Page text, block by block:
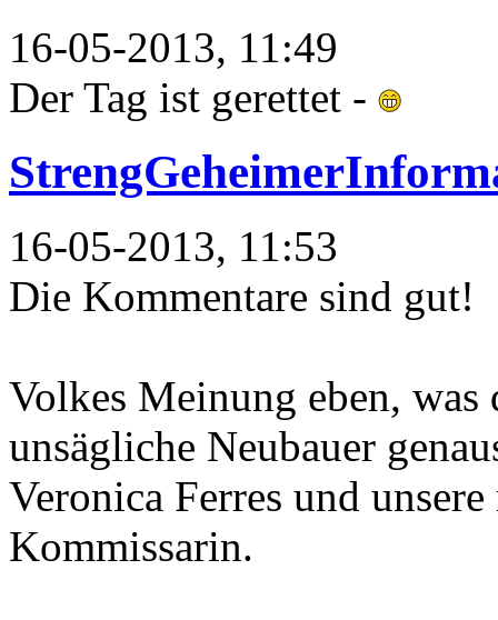
16-05-2013, 11:49
Der Tag ist gerettet -
16-05-2013, 11:53
Die Kommentare sind gut!
Volkes Meinung eben, was
unsägliche Neubauer
Veronica Ferres und
Kommissarin.